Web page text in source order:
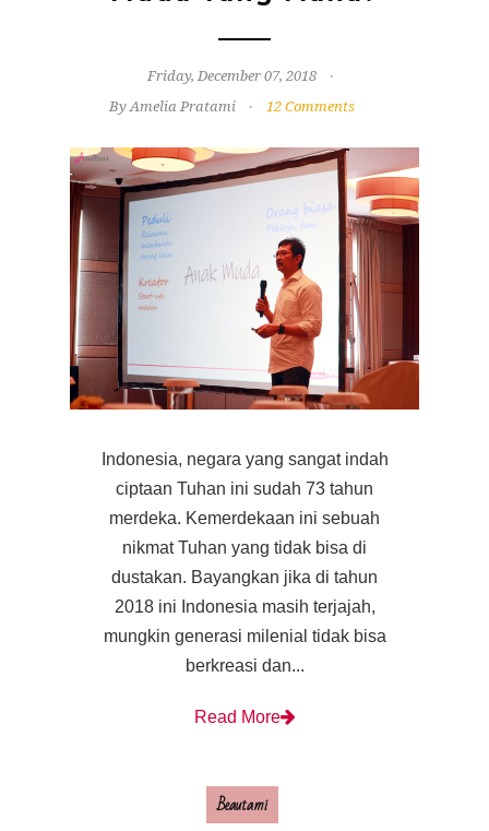
Friday, December 07, 2018
By Amelia Pratami
12 Comments
Indonesia, negara yang sangat indah
ciptaan Tuhan ini sudah 73 tahun
merdeka. Kemerdekaan ini sebuah
nikmat Tuhan yang tidak bisa di
dustakan. Bayangkan jika di tahun
2018 ini Indonesia masih terjajah,
mungkin generasi milenial tidak bisa
berkreasi dan...
Read More
Beautami